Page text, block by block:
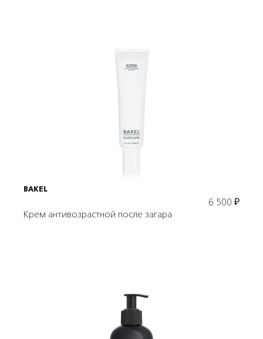
В корзину
BAKEL
6 500 ₽
Крем антивозрастной после загара
Подробнее